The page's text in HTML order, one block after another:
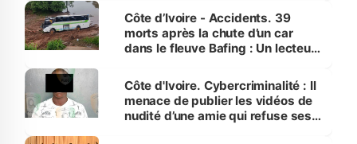
Côte d’Ivoire - Accidents. 39
morts après la chute d’un car
dans le fleuve Bafing : Un lecteur
des Transports
Côte d'Ivoire. Cybercriminalité : Il
menace de publier les vidéos de
nudité d’une amie qui refuse ses